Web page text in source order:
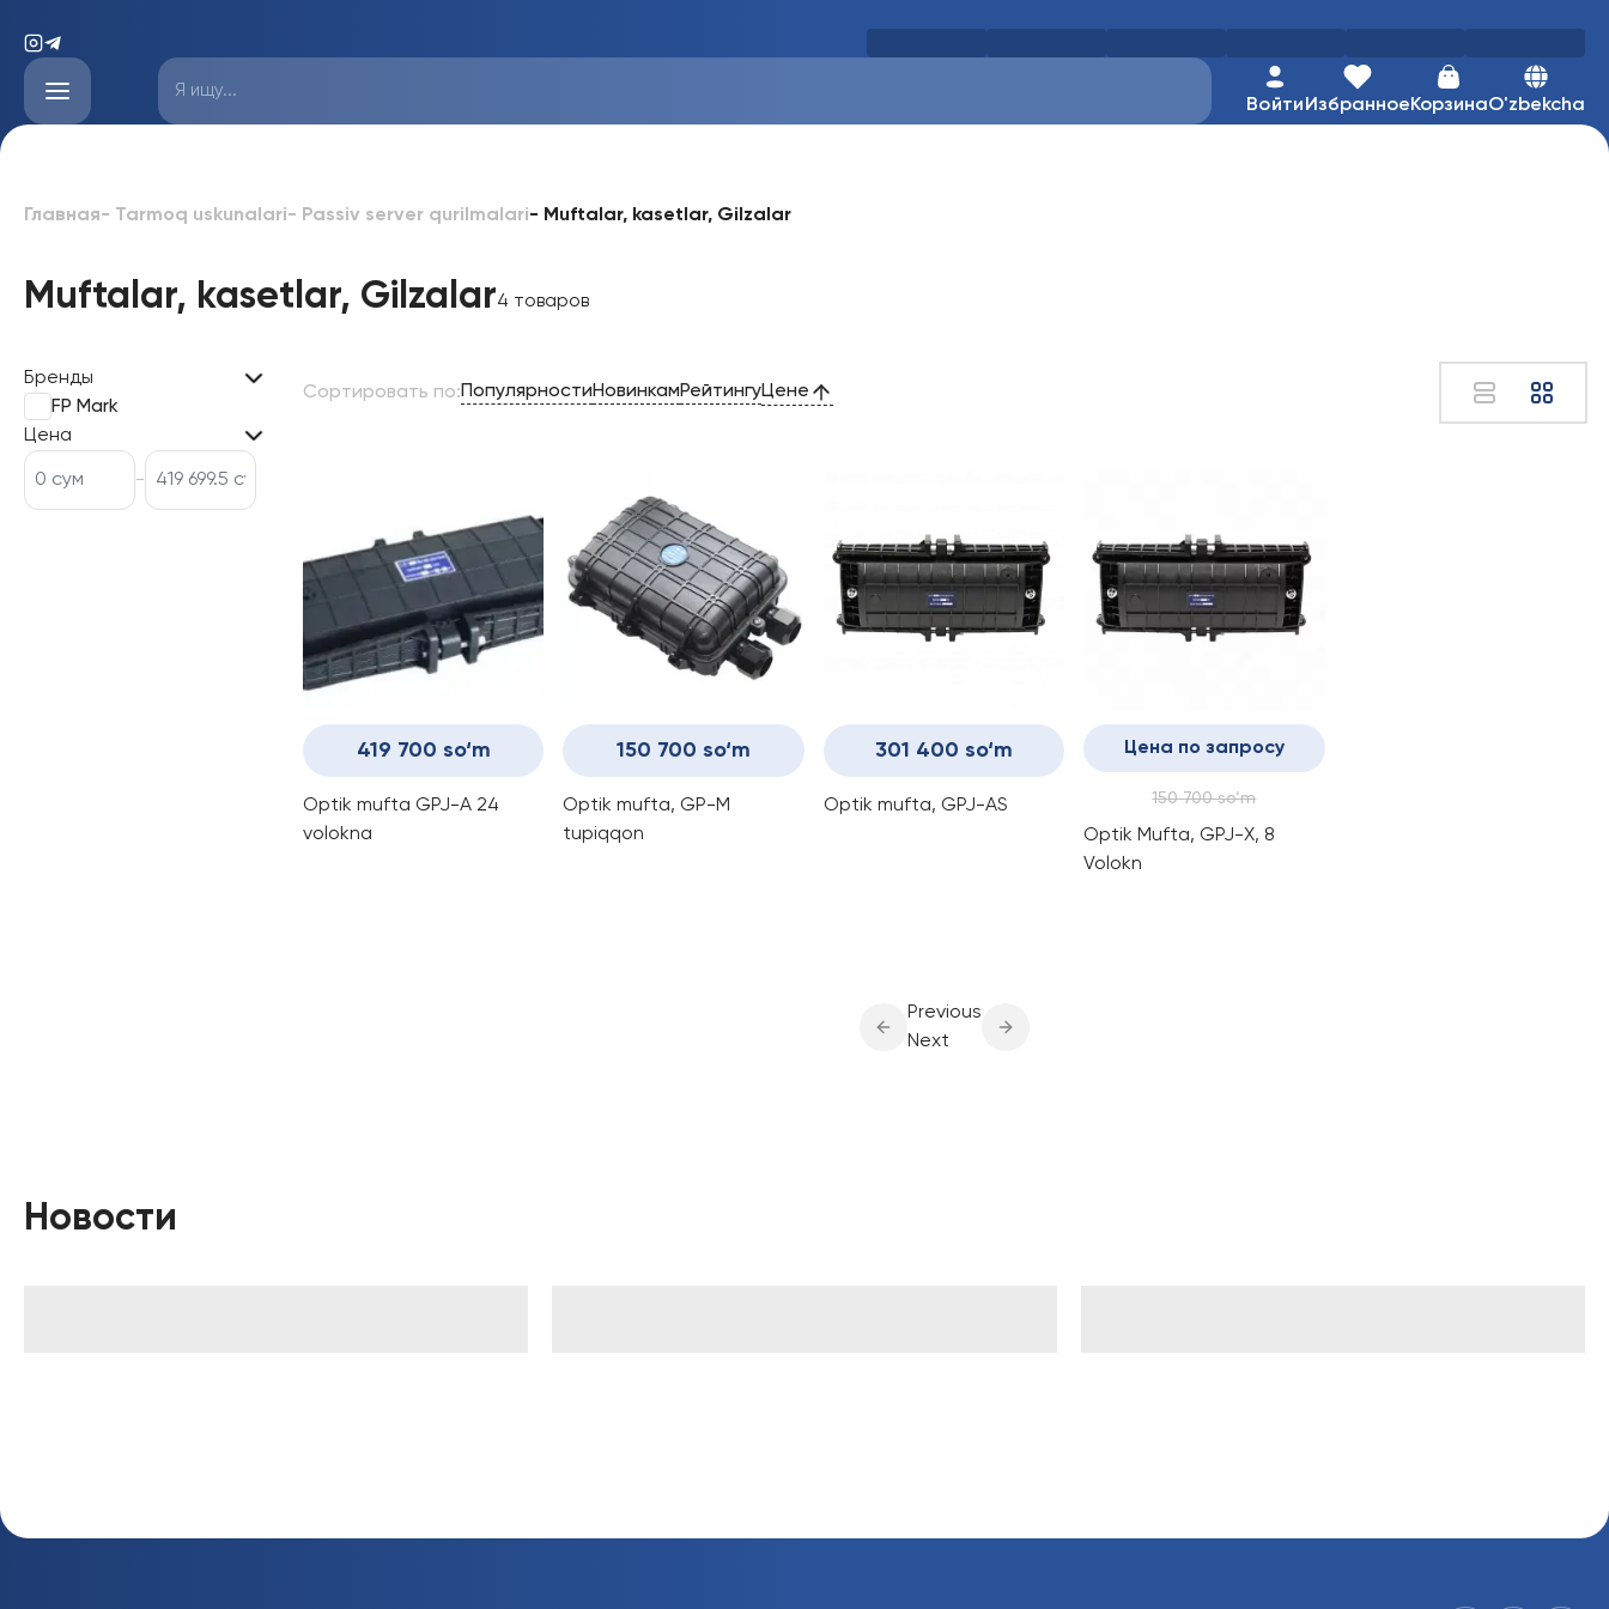
Войти ИзбранноеКорзинаO'zbekcha
Главная- Tarmoq uskunalari- Passiv server qurilmalari- Muftalar, kasetlar, Gilzalar
Muftalar, kasetlar, Gilzalar4 товаров
Бренды
FP Mark
Цена
-
Сортировать по:ПопулярностиНовинкамРейтингуЦене
419 700 so‘m
Optik mufta GPJ-A 24
volokna
150 700 so‘m
Optik mufta, GP-М
tupiqqon
301 400 so‘m
Optik mufta, GPJ-AS
Цена по запросу
150 700 so‘m
Optik Mufta, GPJ-X, 8
Volokn
Previous
Next
Новости